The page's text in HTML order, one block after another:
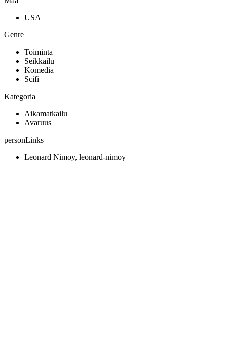
USA
Genre
Toiminta
Seikkailu
Komedia
Scifi
Kategoria
Aikamatkailu
Avaruus
personLinks
Leonard Nimoy, leonard-nimoy